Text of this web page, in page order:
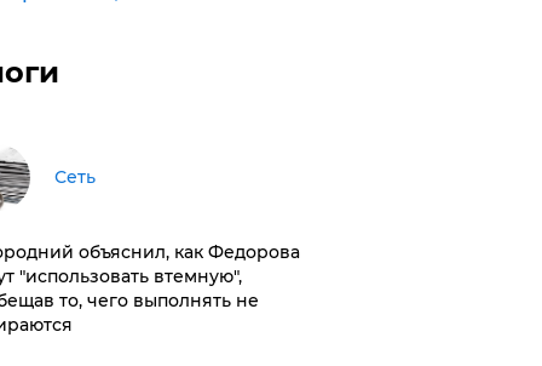
Сеть
объяснил, как Федорова
"использовать втемную",
то, чего выполнять не